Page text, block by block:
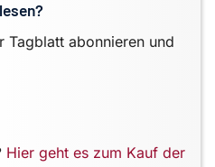
Tagblatt abonnieren und
Hier geht es zum Kauf der